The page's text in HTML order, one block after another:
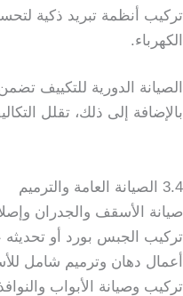
تركيب أنظمة تبريد ذكية
الكهرباء.
الصيانة الدورية للتكييف
بالإضافة إلى ذلك، تقلل
3.4 الصيانة العامة والترميم
صيانة الأسقف والجدران
تركيب الجبس بورد أو تحديثه
أعمال دهان وترميم شامل
تركيب وصيانة الأبواب